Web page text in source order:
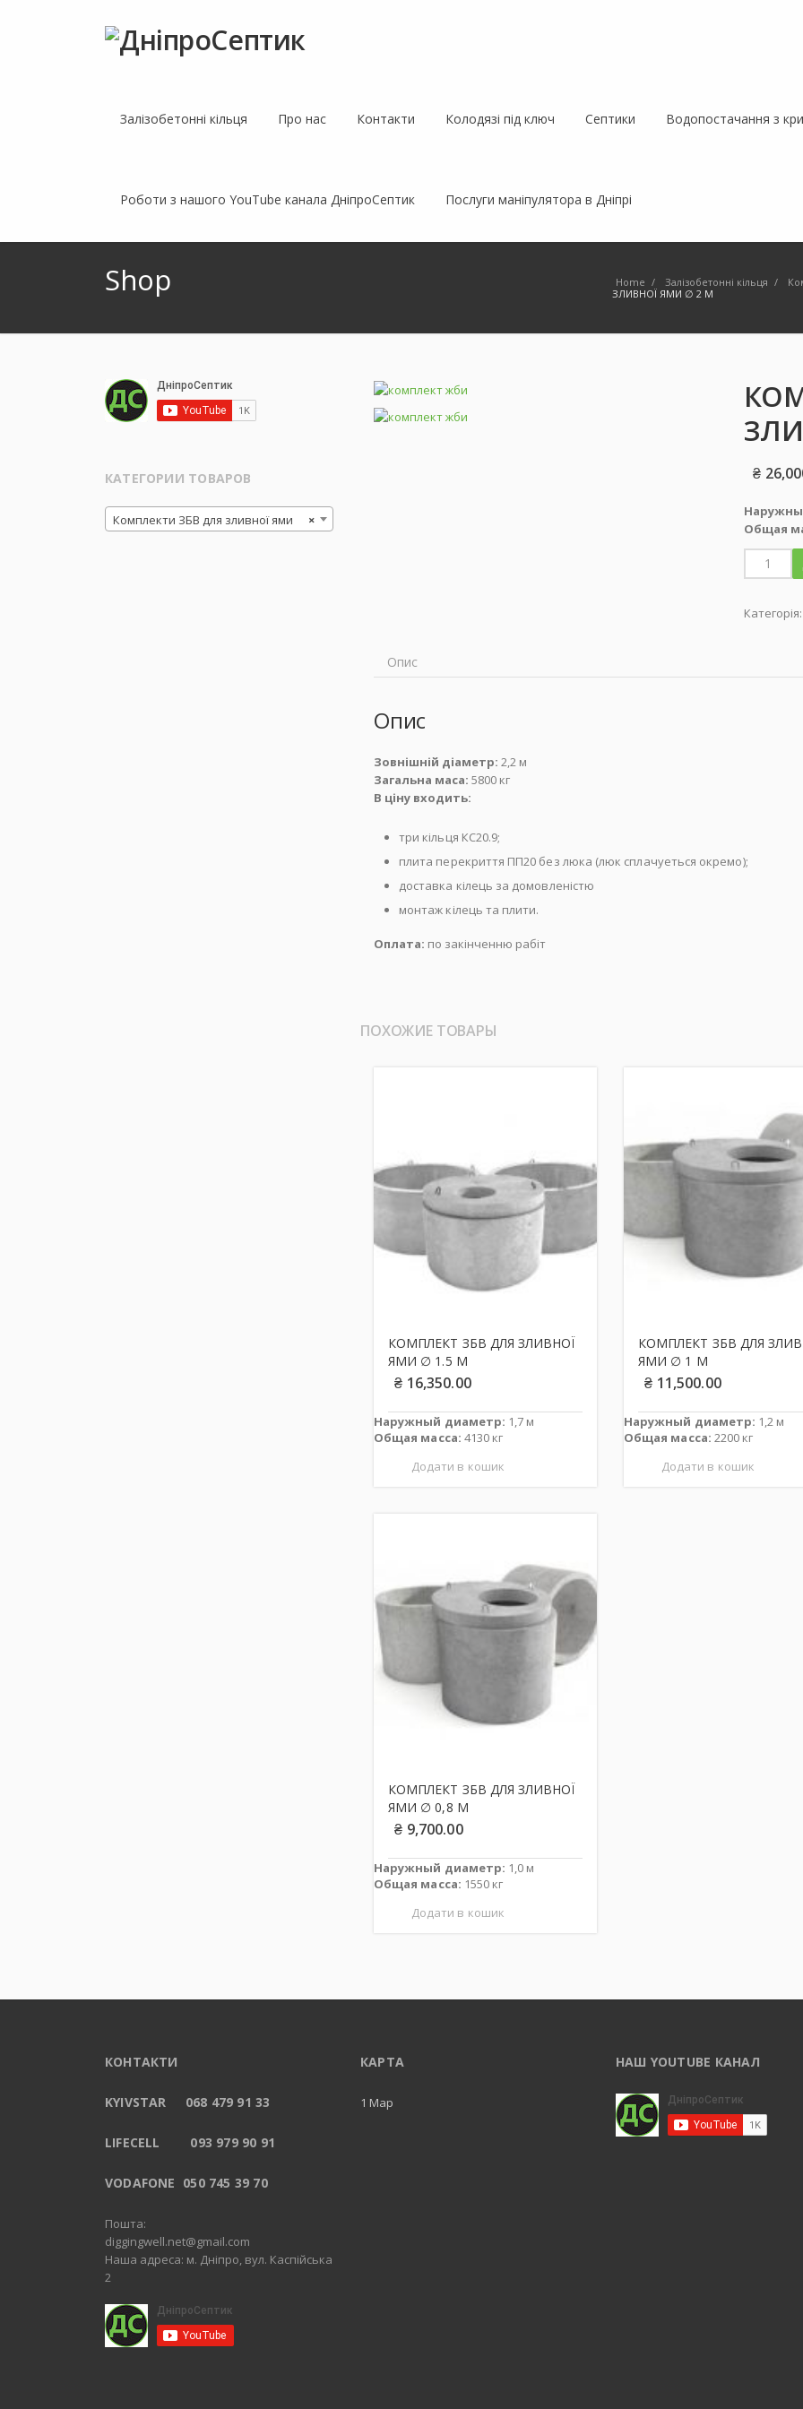
Залізобетонні кільця Про нас Контакти Колодязі під ключ Септики Водопостачання з
Роботи з нашого YouTube канала ДнiпроСептик Послуги маніпулятора в Дніпрі
Home / Залізобетонні кільця /
ЗЛИВНОЇ ЯМИ ∅ 2 М
Shop
₴
Общая
Опис
Опис
Зовнішній діаметр: 2,2 м
Загальна маса: 5800 кг
В ціну входить:
три кільця КС20.9;
плита перекриття ПП20 без люка (люк сплачуеться окремо);
доставка кілець за домовленістю
монтаж кілець та плити.
Оплата: по закінченню рабіт
ПОХОЖИЕ ТОВАРЫ
КОМПЛЕКТ ЗБВ ДЛЯ ЗЛИВНОЇ
ЯМИ ∅ 1.5 М
₴ 16,350.00
Наружный диаметр: 1,7 м
Общая масса: 4130 кг
Додати в кошик
КОМПЛЕКТ ЗБВ ДЛЯ
ЯМИ ∅ 1 М
₴ 11,500.00
Наружный диаметр: 1,2 м
Общая масса: 2200 кг
Додати в кошик
КОМПЛЕКТ ЗБВ ДЛЯ ЗЛИВНОЇ
ЯМИ ∅ 0,8 М
₴ 9,700.00
Наружный диаметр: 1,0 м
Общая масса: 1550 кг
Додати в кошик
КАТЕГОРИИ ТОВАРОВ
×
Комплекти ЗБВ для зливної ями
КОНТАКТИ
KYIVSTAR 068 479 91 33
LIFECELL 093 979 90 91
VODAFONE 050 745 39 70
Пошта:
diggingwell.net@gmail.com
Наша адреса: м. Дніпро, вул. Каспійська
2
КАРТА
1 Map
НАШ YOUTUBE КАНАЛ